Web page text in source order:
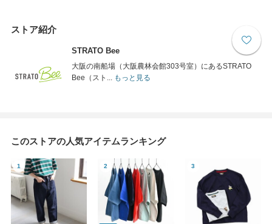
ストア紹介
STRATO Bee
大阪の南船場（大阪農林会館303号室）にあるSTRATO
Bee（スト...もっと見る
このストアの人気アイテムランキング